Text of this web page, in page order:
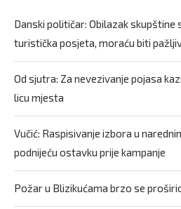
Danski političar: Obilazak skupštine
turistička posjeta, moraću biti
Od sjutra: Za nevezivanje pojasa
licu mjesta
Vučić: Raspisivanje izbora u
podnijeću ostavku prije kampanje
Požar u Blizikućama brzo se